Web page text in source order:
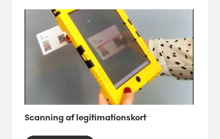
Scanning af legitimationskort